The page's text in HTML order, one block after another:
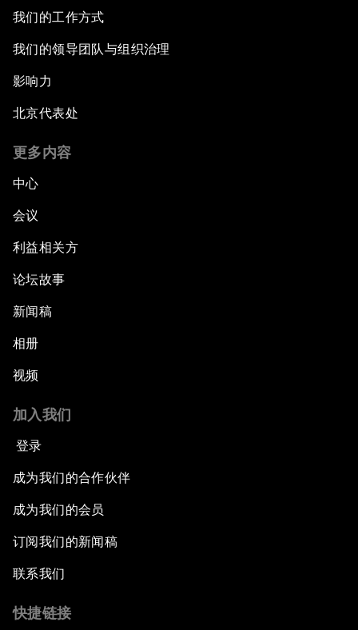
我们的工作方式
我们的领导团队与组织治理
影响力
北京代表处
更多内容
中心
会议
利益相关方
论坛故事
新闻稿
相册
视频
加入我们
登录
成为我们的合作伙伴
成为我们的会员
订阅我们的新闻稿
联系我们
快捷链接